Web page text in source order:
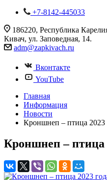
+7-8142-445033
186220, Республика
Кивач, ул. Заповедная, 14.
adm@zapkivach.ru
Вконтакте
YouTube
Главная
Информация
Новости
Кроншнеп – птица 2023
Кроншнеп – птица